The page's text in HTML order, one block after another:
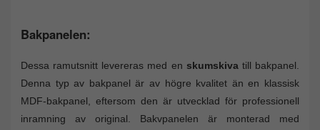
Bakpanelen:
Dessa ramutsnitt levereras med en skumskiva till bakpanel.
Denna typ av bakpanel är av högre kvalitet än en klassisk
MDF-bakpanel, eftersom den är utvecklad för professionell
inramning av original. Bakvpanelen är monterad med